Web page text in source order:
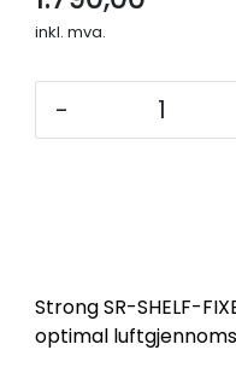
inkl. mva.
-
Strong SR-SHELF-
optimal